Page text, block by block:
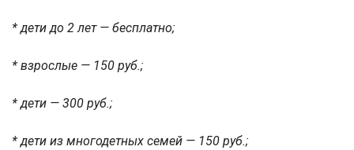
* дети до 2 лет — бесплатно;
* взрослые — 150 руб.;
* дети — 300 руб.;
* дети из многодетных семей — 150 руб.;